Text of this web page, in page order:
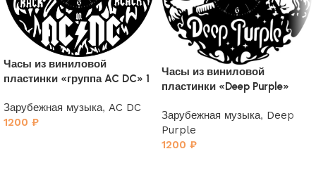
Часы из виниловой
пластинки «группа AC DC» 1
Зарубежная музыка, AC DC
1200 ₽
Часы из виниловой
пластинки «Deep Purple»
Зарубежная музыка, Deep
Purple
1200 ₽